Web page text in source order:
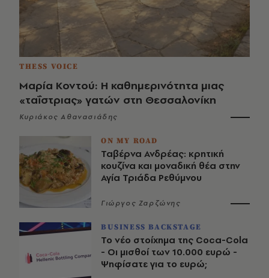
THESS VOICE
Μαρία Κοντού: Η καθημερινότητα μιας
«ταΐστριας» γατών στη Θεσσαλονίκη
Κυριάκος Αθανασιάδης
ON MY ROAD
Ταβέρνα Ανδρέας: κρητική
κουζίνα και μοναδική θέα στην
Αγία Τριάδα Ρεθύμνου
Γιώργος Ζαρζώνης
BUSINESS BACKSTAGE
Το νέο στοίχημα της Coca-Cola
- Οι μισθοί των 10.000 ευρώ -
Ψηφίσατε για το ευρώ;